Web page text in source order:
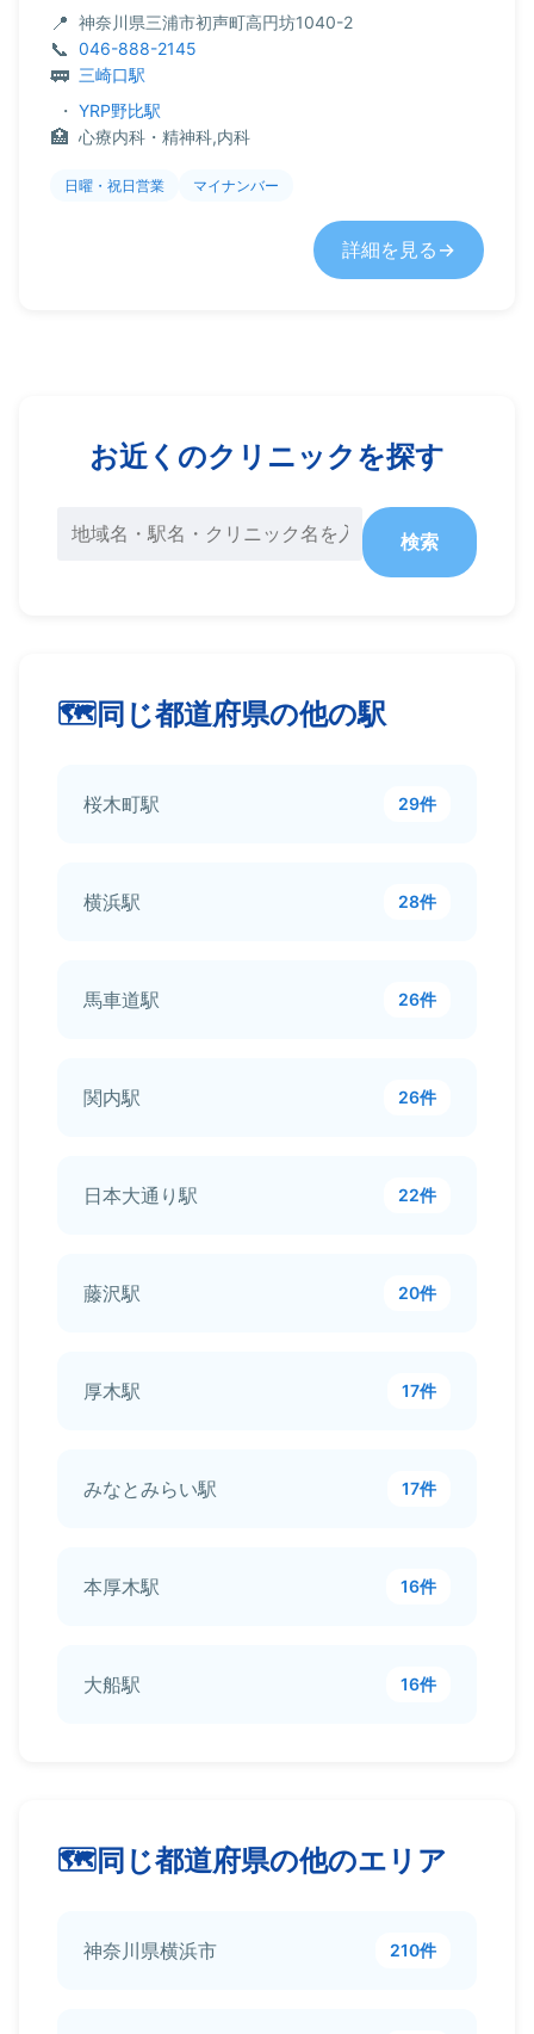
神奈川県三浦市初声町高円坊1040-2
046-888-2145
三崎口駅
・ YRP野比駅
心療内科・精神科,内科
日曜・祝日営業 マイナンバー
詳細を見る
お近くのクリニックを探す
検索
同じ都道府県の他の駅
桜木町駅 29件
横浜駅 28件
馬車道駅 26件
関内駅 26件
日本大通り駅 22件
藤沢駅 20件
厚木駅 17件
みなとみらい駅 17件
本厚木駅 16件
大船駅 16件
同じ都道府県の他のエリア
神奈川県横浜市 210件